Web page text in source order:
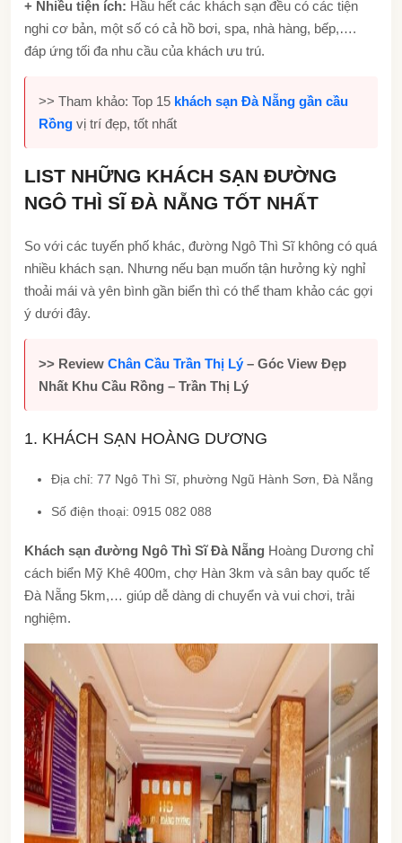
+ Nhiều tiện ích: Hầu hết các khách sạn đều có các tiện
nghi cơ bản, một số có cả hồ bơi, spa, nhà hàng, bếp,….
đáp ứng tối đa nhu cầu của khách ưu trú.
>> Tham khảo: Top 15 khách sạn Đà Nẵng gần cầu
Rồng vị trí đẹp, tốt nhất
LIST NHỮNG KHÁCH SẠN ĐƯỜNG
NGÔ THÌ SĨ ĐÀ NẴNG TỐT NHẤT
So với các tuyến phố khác, đường Ngô Thì Sĩ không có quá
nhiều khách sạn. Nhưng nếu bạn muốn tận hưởng kỳ nghỉ
thoải mái và yên bình gần biển thì có thể tham khảo các gợi
ý dưới đây.
>> Review Chân Cầu Trần Thị Lý – Góc View Đẹp
Nhất Khu Cầu Rồng – Trần Thị Lý
1. KHÁCH SẠN HOÀNG DƯƠNG
Địa chỉ: 77 Ngô Thì Sĩ, phường Ngũ Hành Sơn, Đà Nẵng
Số điện thoại: 0915 082 088
Khách sạn đường Ngô Thì Sĩ Đà Nẵng Hoàng Dương chỉ
cách biển Mỹ Khê 400m, chợ Hàn 3km và sân bay quốc tế
Đà Nẵng 5km,… giúp dễ dàng di chuyển và vui chơi, trải
nghiệm.